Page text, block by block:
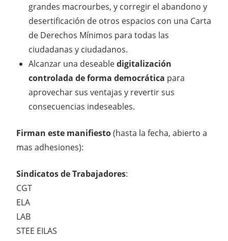
grandes macrourbes, y corregir el abandono y
desertificación de otros espacios con una Carta
de Derechos Mínimos para todas las
ciudadanas y ciudadanos.
Alcanzar una deseabledigitalización
controlada de forma democrática para
aprovechar sus ventajas y revertir sus
consecuencias indeseables.
Firman este manifiesto(hasta la fecha, abierto a
mas adhesiones):
Sindicatos de Trabajadores:
CGT
ELA
LAB
STEE EILAS